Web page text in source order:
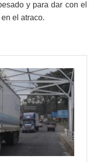
y para dar con el
el atraco.